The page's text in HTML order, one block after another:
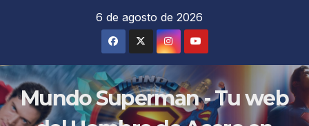
6 de agosto de 2026
Mundo Superman - Tu web